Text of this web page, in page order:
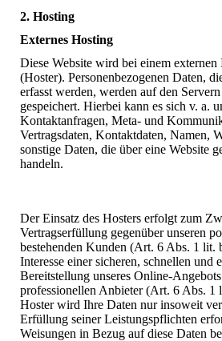
2. Hosting
Externes Hosting
Diese Website wird bei einem externen
(Hoster). Personenbezogenen Daten,
erfasst werden, werden auf den
gespeichert. Hierbei kann es sich v. a.
Kontaktanfragen, Meta- und
Vertragsdaten, Kontaktdaten, Namen,
sonstige Daten, die über eine Website
handeln.
Der Einsatz des Hosters erfolgt zum
Vertragserfüllung gegenüber unseren
bestehenden Kunden (Art. 6 Abs. 1
Interesse einer sicheren, schnellen und
Bereitstellung unseres Online-
professionellen Anbieter (Art. 6 Abs.
Hoster wird Ihre Daten nur insoweit
Erfüllung seiner Leistungspflichten
Weisungen in Bezug auf diese Daten